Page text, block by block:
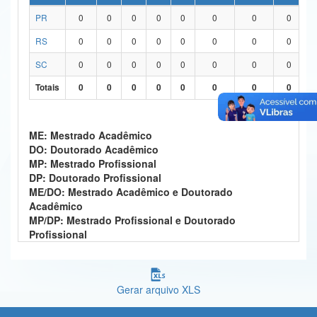
Ministério da Ciência, Tecnologia, Inovações e Comunicações
Ministério do Meio Ambiente
Ministério do Turismo
Ministério do Desenvolvimento Regional
Controladoria-Geral da União
Ministério da Mulher, da Família e dos Direitos Humanos
Secretaria-Geral
Secretaria de Governo
Gabinete de Segurança Institucional
PR
0 0 0 0 0 0 0 0
RS
0 0 0 0 0 0 0 0
SC
0 0 0 0 0 0 0 0
Totais
0 0 0 0 0 0 0 0
ME: Mestrado Acadêmico
DO: Doutorado Acadêmico
MP: Mestrado Profissional
DP: Doutorado Profissional
ME/DO: Mestrado Acadêmico e Doutorado
Acadêmico
MP/DP: Mestrado Profissional e Doutorado
Profissional
Gerar arquivo XLS